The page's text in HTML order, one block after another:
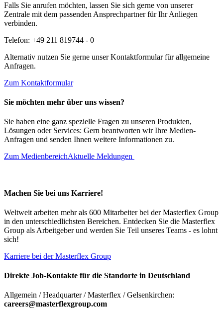
Falls Sie anrufen möchten, lassen Sie sich gerne von unserer
Zentrale mit dem passenden Ansprechpartner für Ihr Anliegen
verbinden.
Telefon: +49 211 819744 - 0
Alternativ nutzen Sie gerne unser Kontaktformular für allgemeine
Anfragen.
Zum Kontaktformular
Sie möchten mehr über uns wissen?
Sie haben eine ganz spezielle Fragen zu unseren Produkten,
Lösungen oder Services: Gern beantworten wir Ihre Medien-
Anfragen und senden Ihnen weitere Informationen zu.
Zum MedienbereichAktuelle Meldungen
Machen Sie bei uns Karriere!
Weltweit arbeiten mehr als 600 Mitarbeiter bei der Masterflex Group
in den unterschiedlichsten Bereichen. Entdecken Sie die Masterflex
Group als Arbeitgeber und werden Sie Teil unseres Teams - es lohnt
sich!
Karriere bei der Masterflex Group
Direkte Job-Kontakte für die Standorte in Deutschland
Allgemein / Headquarter / Masterflex / Gelsenkirchen:
careers@masterflexgroup.com